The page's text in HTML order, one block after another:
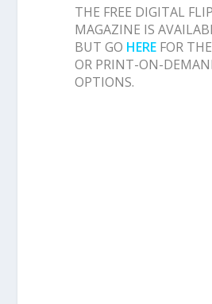
THE FREE DIGITAL
MAGAZINE IS
BUT GO HERE FOR
OR PRINT-ON-
OPTIONS.